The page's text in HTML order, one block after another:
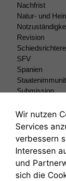
Nachfrist
Natur- und
Revision
SFV
Spanien
Submission
Teilungsklage
Venezuela
VRK
ZPO
Zustellfiktion
Wir nutzen
Services
verbessern
Interessen
und
sich die